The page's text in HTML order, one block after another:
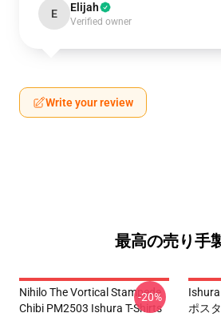
E Elijah
Verified owner
Write your review
最高の売り手
Nihilo The Vortical Stampede
Chibi PM2503 Ishura T-Shirts
-20%
ポス